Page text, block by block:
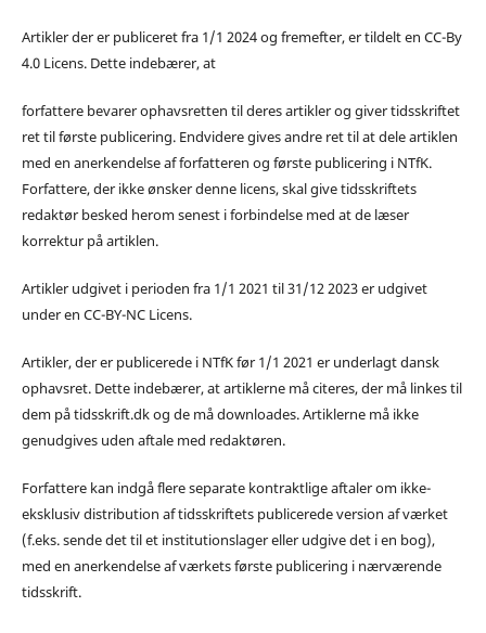
Artikler der er publiceret fra 1/1 2024 og fremefter, er tildelt en CC-By
4.0 Licens. Dette indebærer, at
forfattere bevarer ophavsretten til deres artikler og giver tidsskriftet
ret til første publicering. Endvidere gives andre ret til at dele artiklen
med en anerkendelse af forfatteren og første publicering i NTfK.
Forfattere, der ikke ønsker denne licens, skal give tidsskriftets
redaktør besked herom senest i forbindelse med at de læser
korrektur på artiklen.
Artikler udgivet i perioden fra 1/1 2021 til 31/12 2023 er udgivet
under en CC-BY-NC Licens.
Artikler, der er publicerede i NTfK før 1/1 2021 er underlagt dansk
ophavsret. Dette indebærer, at artiklerne må citeres, der må linkes til
dem på tidsskrift.dk og de må downloades. Artiklerne må ikke
genudgives uden aftale med redaktøren.
Forfattere kan indgå flere separate kontraktlige aftaler om ikke-
eksklusiv distribution af tidsskriftets publicerede version af værket
(f.eks. sende det til et institutionslager eller udgive det i en bog),
med en anerkendelse af værkets første publicering i nærværende
tidsskrift.